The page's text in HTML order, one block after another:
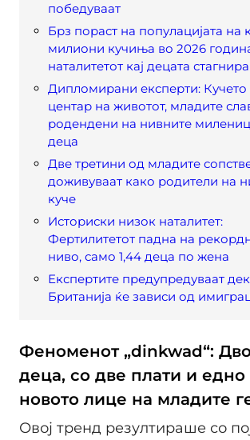
победуваат
Брз пораст на популацијата на
милиони кучиња во 2026
наталитетот кај децата стагнира
Дипломирани експерти: Кучето
центар на животот, младите
родендени на нивните
деца
Две третини од младите
доживуваат како родители на
куче
Историски низок наталитет:
Фертилитетот падна на
ниво, само 1,44 деца по жена
Експертите предупредуваат
Британија ќе зависи од
Феноменот „dinkwad“:
деца, со две плати и едно
новото лице на младите
Овој тренд резултираше со